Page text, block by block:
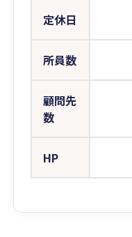
定休日
所員数
顧問先
数
HP